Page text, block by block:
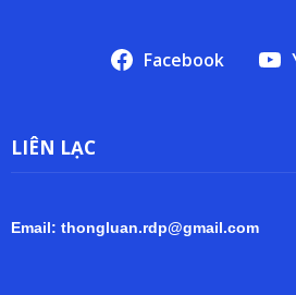
Facebook
LIÊN LẠC
Email: thongluan.rdp@gmail.com